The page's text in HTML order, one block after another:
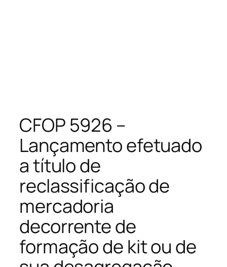
CFOP 5926 –
Lançamento efetuado
a título de
reclassificação de
mercadoria
decorrente de
formação de kit ou de